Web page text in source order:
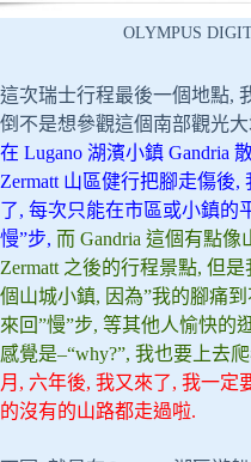
OLYMPUS
這次瑞士行程最後一個地點,
倒不是想參觀這個南部觀光大
在 Lugano 湖濱小鎮 Gandria
Zermatt 山區健行把腳走傷後,
了, 每次只能在市區或小鎮的
慢”步, 而 Gandria 這個有點
Zermatt 之後的行程景點, 但
個山城小鎮, 因為”我的腳痛
來回”慢”步, 等其他人愉快的
感覺是–“why?”, 我也要上去
月, 六年後, 我又來了, 我一定
的沒有的山路都走過啦.